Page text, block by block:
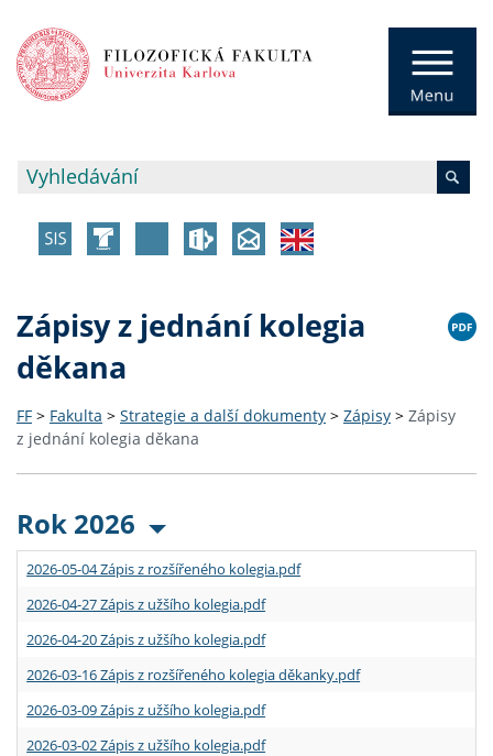
Zápisy z jednání kolegia
děkana
FF > Fakulta > Strategie a další dokumenty > Zápisy > Zápisy
z jednání kolegia děkana
Rok 2026
2026-05-04 Zápis z rozšířeného kolegia.pdf
2026-04-27 Zápis z užšího kolegia.pdf
2026-04-20 Zápis z užšího kolegia.pdf
2026-03-16 Zápis z rozšířeného kolegia děkanky.pdf
2026-03-09 Zápis z užšího kolegia.pdf
2026-03-02 Zápis z užšího kolegia.pdf